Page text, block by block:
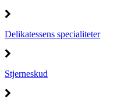
Delikatessens specialiteter
Stjerneskud